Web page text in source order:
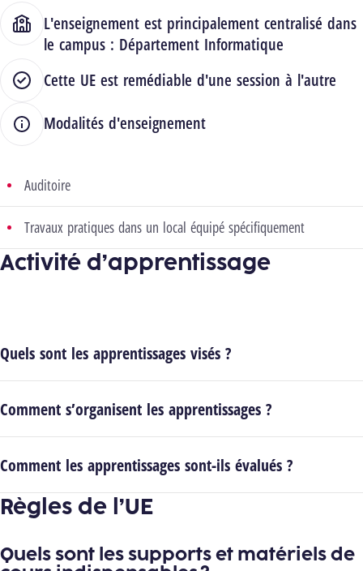
L'enseignement est principalement centralisé dans
le campus : Département Informatique
Cette UE est remédiable d'une session à l'autre
Modalités d'enseignement
Auditoire
Travaux pratiques dans un local équipé spécifiquement
Activité d’apprentissage
Quels sont les apprentissages visés ?
Comment s’organisent les apprentissages ?
Comment les apprentissages sont-ils évalués ?
Règles de l’UE
Quels sont les supports et matériels de